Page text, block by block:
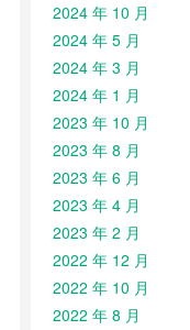
2024 年 10 月
2024 年 5 月
2024 年 3 月
2024 年 1 月
2023 年 10 月
2023 年 8 月
2023 年 6 月
2023 年 4 月
2023 年 2 月
2022 年 12 月
2022 年 10 月
2022 年 8 月